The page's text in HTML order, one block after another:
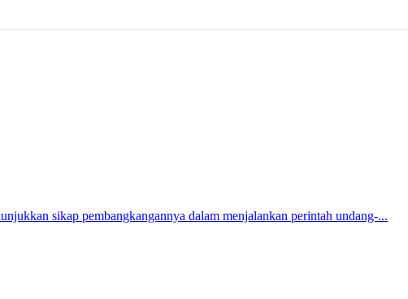
sikap pembangkangannya dalam menjalankan perintah undang-...